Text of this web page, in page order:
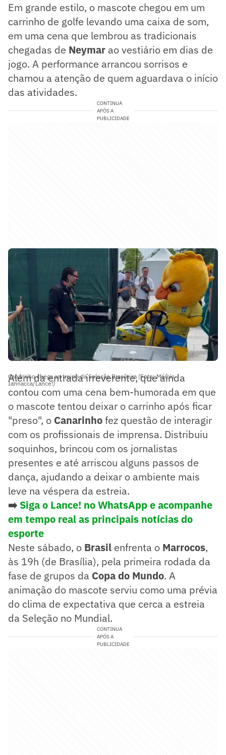
Em grande estilo, o mascote chegou em um
carrinho de golfe levando uma caixa de som,
em uma cena que lembrou as tradicionais
chegadas de Neymar ao vestiário em dias de
jogo. A performance arrancou sorrisos e
chamou a atenção de quem aguardava o início
das atividades.
CONTINUA
APÓS A
PUBLICIDADE
Canarinho chega ao treino da Seleção Brasileira (Foto: Márcio
Iannacca/Lance!)
Além da entrada irreverente, que ainda
contou com uma cena bem-humorada em que
o mascote tentou deixar o carrinho após ficar
"preso", o Canarinhofez questão de interagir
com os profissionais de imprensa. Distribuiu
soquinhos, brincou com os jornalistas
presentes e até arriscou alguns passos de
dança, ajudando a deixar o ambiente mais
leve na véspera da estreia.
➡️ Siga o Lance! no WhatsApp e acompanhe
em tempo real as principais notícias do
esporte
Neste sábado, o Brasil enfrenta o Marrocos,
às 19h (de Brasília), pela primeira rodada da
fase de grupos da Copa do Mundo. A
animação do mascote serviu como uma prévia
do clima de expectativa que cerca a estreia
da Seleção no Mundial.
CONTINUA
APÓS A
PUBLICIDADE